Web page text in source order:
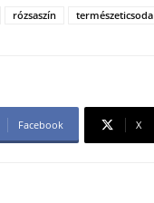
rózsaszín természeticsoda
Facebook X